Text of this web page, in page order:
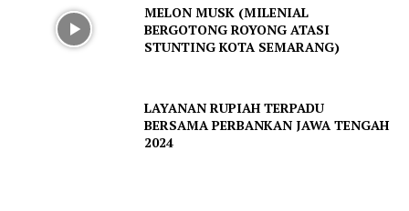
MELON MUSK (MILENIAL
BERGOTONG ROYONG ATASI
STUNTING KOTA SEMARANG)
LAYANAN RUPIAH TERPADU
BERSAMA PERBANKAN JAWA TENGAH
2024